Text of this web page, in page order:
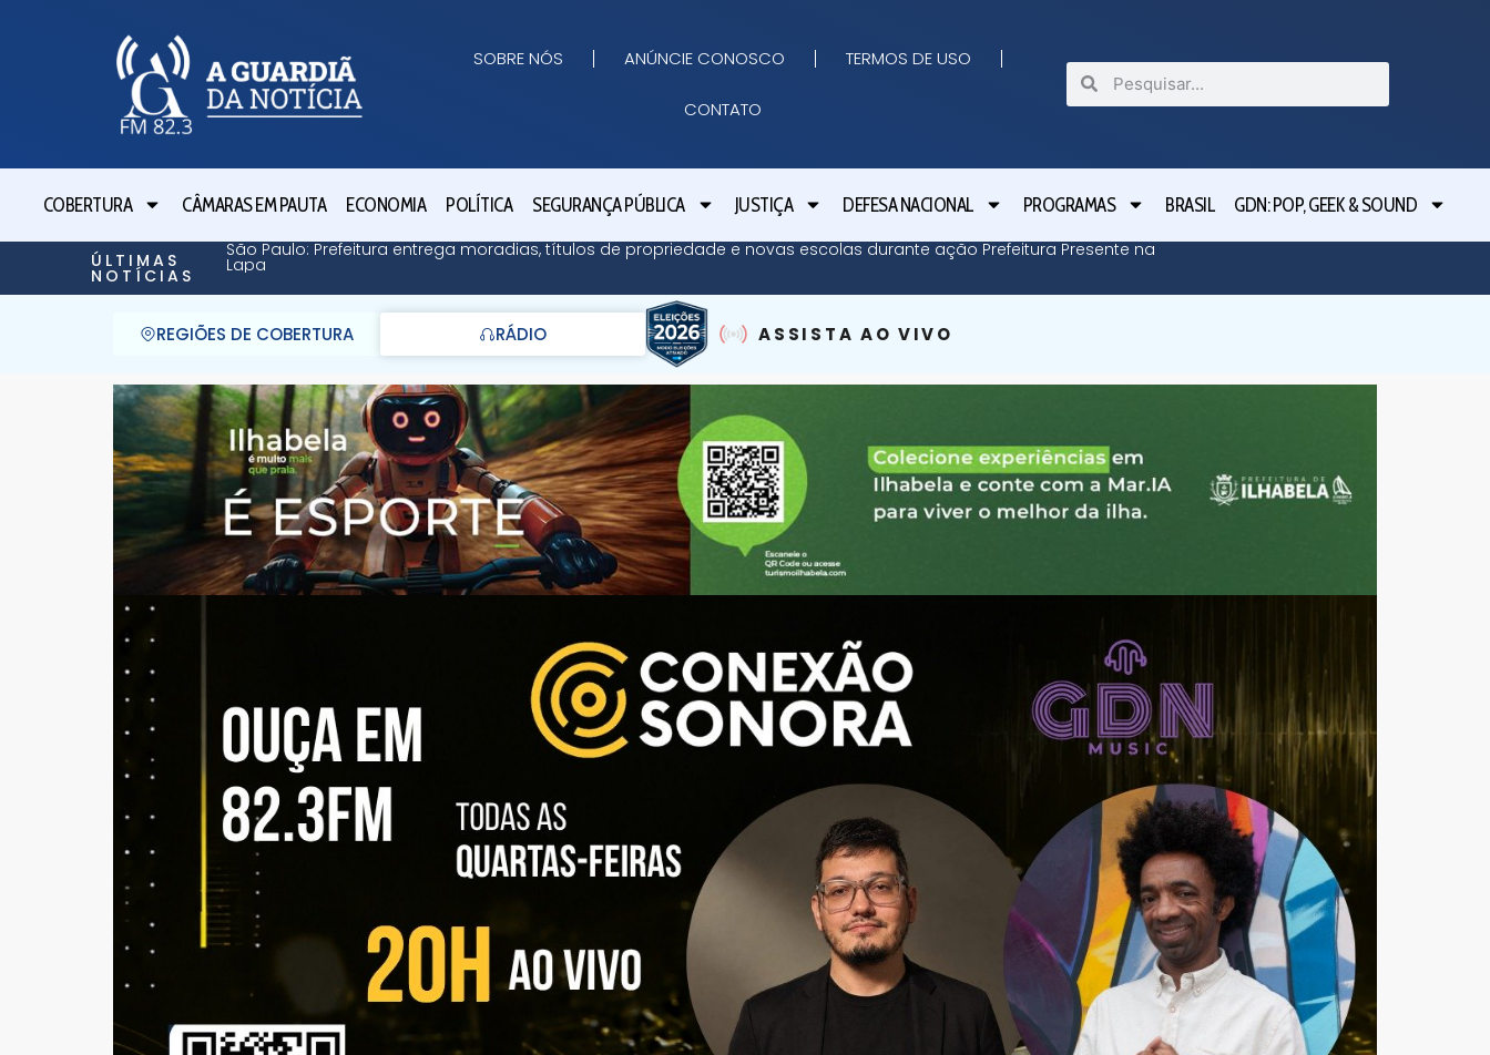
SOBRE NÓS ANÚNCIE CONOSCO TERMOS DE USO
CONTATO
COBERTURA CÂMARAS EM PAUTA ECONOMIA POLÍTICA SEGURANÇA PÚBLICA JUSTIÇA DEFESA NACIONAL PROGRAMAS BRASIL GDN: POP, GEEK & SOUND
ÚLTIMAS
NOTÍCIAS
São Paulo: Prefeitura entrega moradias, títulos de propriedade e novas escolas durante ação Prefeitura Presente na
Lapa
REGIÕES DE COBERTURA RÁDIO ASSISTA AO VIVO